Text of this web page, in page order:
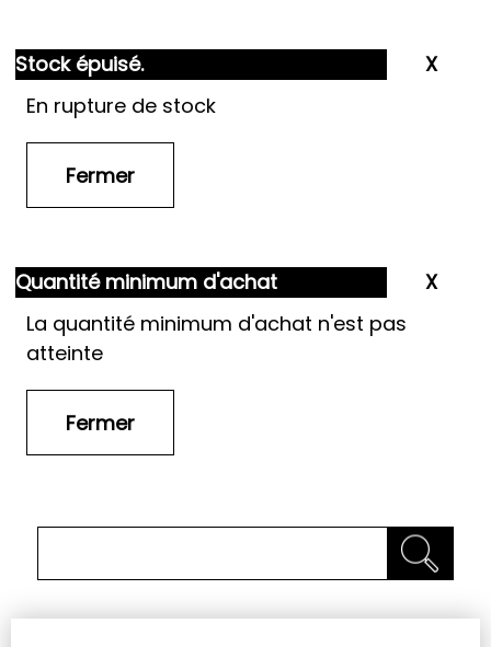
Stock épuisé.
En rupture de stock
Quantité minimum d'achat
La quantité minimum d'achat n'est pas
atteinte